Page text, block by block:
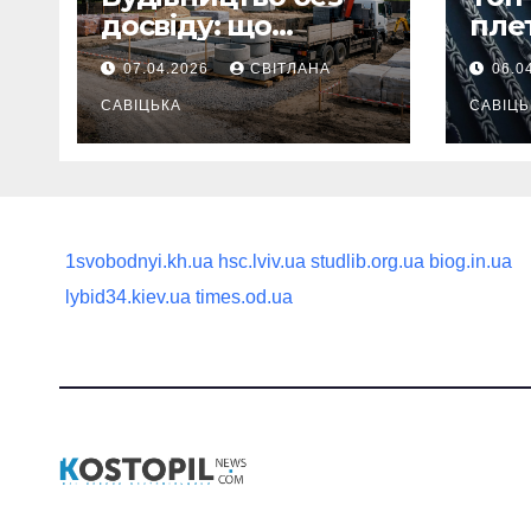
досвіду: що
потрібно
продумати до
першої доставки
на ділянку
07.04.2026 СВІТЛАНА
САВІЦЬКА
1svobodnyi.kh.ua hsc.lviv.ua studlib.org.ua biog.in.ua
lybid34.kiev.ua times.od.ua